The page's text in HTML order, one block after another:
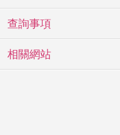
查詢事項
相關網站